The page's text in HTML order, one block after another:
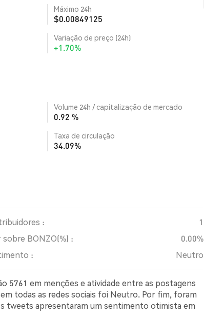
Máximo 24h
$0.00849125
Variação de preço (24h)
+1.70%
Volume 24h / capitalização de mercado
0.92 %
Taxa de circulação
34.09%
:
1
sobre BONZO(%) :
0.00%
: Neutro
5761 em menções e atividade entre as postagens
todas as redes sociais foi Neutro. Por fim, foram
tweets apresentaram um sentimento otimista em